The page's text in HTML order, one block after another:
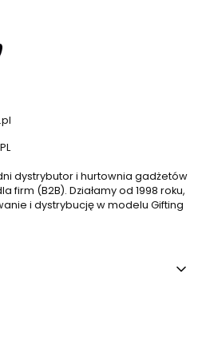
dystrybutor i hurtownia gadżetów
firm (B2B). Działamy od 1998 roku,
i dystrybucję w modelu Gifting